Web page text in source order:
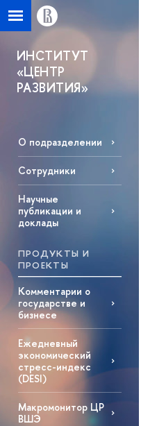
ИНСТИТУТ
«ЦЕНТР
РАЗВИТИЯ»
О подразделении
Сотрудники
Научные
публикации и
доклады
ПРОДУКТЫ И
ПРОЕКТЫ
Комментарии о
государстве и
бизнесе
Ежедневный
экономический
стресс-индекс
(DESI)
Макромонитор ЦР
ВШЭ